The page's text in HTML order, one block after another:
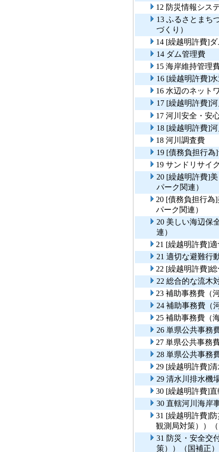
12 防災情報シス
13 ふるさとまち
づくり）
14 [繰越明許費]
14 ダム管理費
15 海岸維持管理
16 [繰越明許費]
16 水辺のネット
17 [繰越明許費]
17 河川安全・安
18 [繰越明許費]
18 河川調査費
19 [債務負担行
19 サンドリサイ
20 [繰越明許費]
パーク関連）
20 [債務負担行為
パーク関連）
20 美しい海辺保
連）
21 [繰越明許費]
21 適切な避難行
22 [繰越明許費]
22 総合的な流木
23 補助事務費（
24 補助事務費（
25 補助事務費（
26 単県公共事務
27 単県公共事務
28 単県公共事務
29 [繰越明許費]
29 清水川排水機
30 [繰越明許費]
30 直轄河川海岸
31 [繰越明許費]
観測局対策））
31 防災・安全交
策））（国補正）